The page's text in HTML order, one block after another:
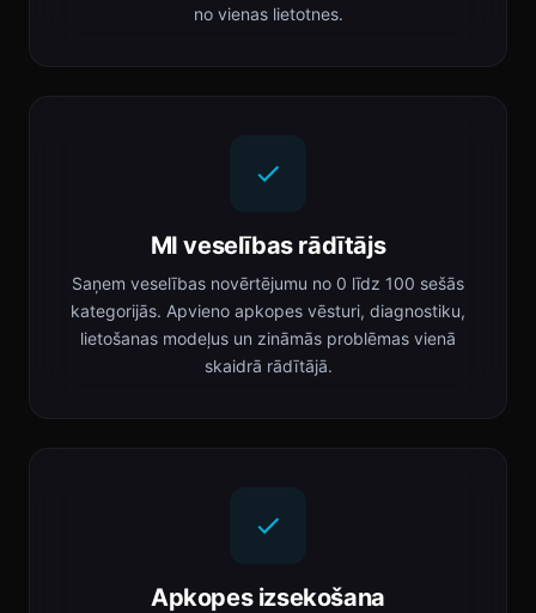
no vienas lietotnes.
MI veselības rādītājs
Saņem veselības novērtējumu no 0 līdz 100 sešās
kategorijās. Apvieno apkopes vēsturi, diagnostiku,
lietošanas modeļus un zināmās problēmas vienā
skaidrā rādītājā.
Apkopes izsekošana